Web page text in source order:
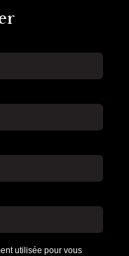
utilisée pour vous